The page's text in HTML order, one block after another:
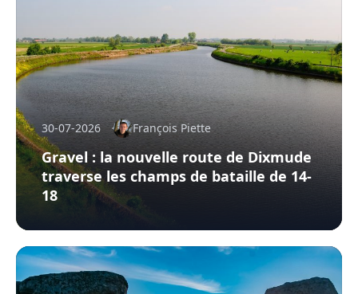
30-07-2026 François Piette
Gravel : la nouvelle route de Dixmude
traverse les champs de bataille de 14-
18